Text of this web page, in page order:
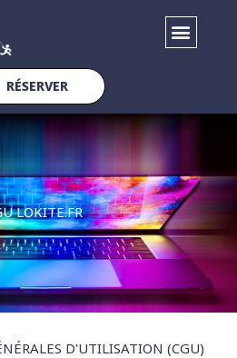
RÉSERVER
LOKITE.FR
D'UTILISATION (CGU)